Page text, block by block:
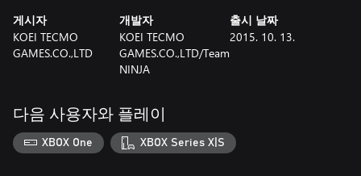
게시자
KOEI TECMO
GAMES.CO.,LTD
개발자
KOEI TECMO
GAMES.CO.,LTD/Team
NINJA
출시 날짜
2015. 10. 13.
다음 사용자와 플레이
XBOX One XBOX Series X|S